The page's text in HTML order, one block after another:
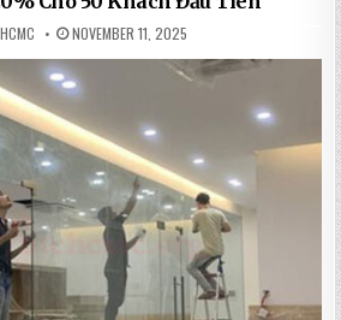
NOVEMBER 11, 2025